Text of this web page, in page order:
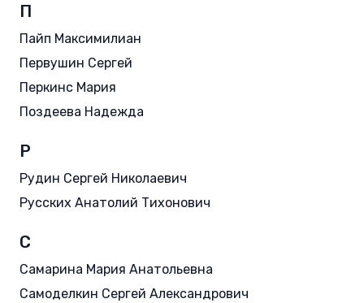
П
Пайп Максимилиан
Первушин Сергей
Перкинс Мария
Поздеева Надежда
Р
Рудин Сергей Николаевич
Русских Анатолий Тихонович
С
Самарина Мария Анатольевна
Самоделкин Сергей Александрович